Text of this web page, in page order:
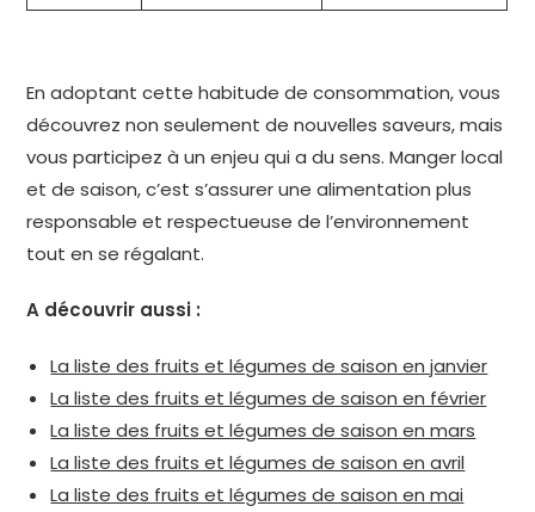
En adoptant cette habitude de consommation, vous
découvrez non seulement de nouvelles saveurs, mais
vous participez à un enjeu qui a du sens. Manger local
et de saison, c’est s’assurer une alimentation plus
responsable et respectueuse de l’environnement
tout en se régalant.
A découvrir aussi :
La liste des fruits et légumes de saison en janvier
La liste des fruits et légumes de saison en février
La liste des fruits et légumes de saison en mars
La liste des fruits et légumes de saison en avril
La liste des fruits et légumes de saison en mai